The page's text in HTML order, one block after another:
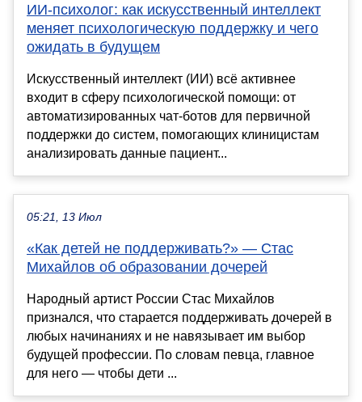
ИИ-психолог: как искусственный интеллект
меняет психологическую поддержку и чего
ожидать в будущем
Искусственный интеллект (ИИ) всё активнее
входит в сферу психологической помощи: от
автоматизированных чат-ботов для первичной
поддержки до систем, помогающих клиницистам
анализировать данные пациент...
05:21, 13 Июл
«Как детей не поддерживать?» — Стас
Михайлов об образовании дочерей
Народный артист России Стас Михайлов
признался, что старается поддерживать дочерей в
любых начинаниях и не навязывает им выбор
будущей профессии. По словам певца, главное
для него — чтобы дети ...